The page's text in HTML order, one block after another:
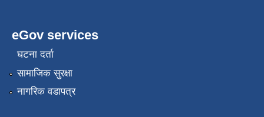
eGov services
घटना दर्ता
सामाजिक सुरक्षा
नागरिक वडापत्र